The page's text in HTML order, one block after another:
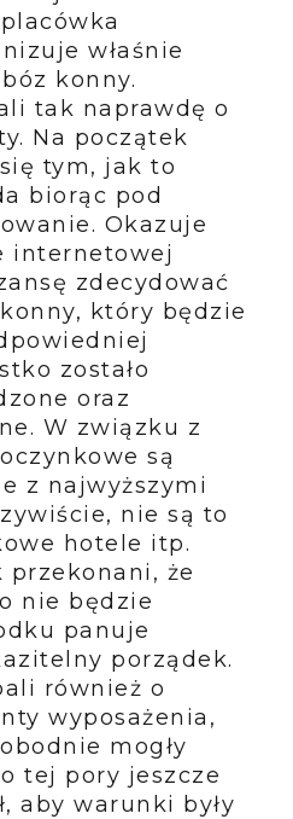
właśnie
konny.
tak naprawdę o
Na początek
tym, jak to
biorąc pod
Okazuje
internetowej
zdecydować
który będzie
zostało
oraz
W związku z
są
z najwyższymi
nie są to
hotele itp.
przekonani, że
nie będzie
panuje
porządek.
również o
wyposażenia,
mogły
tej pory jeszcze
aby warunki były